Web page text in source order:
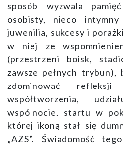
sposób wyzwala
osobisty, nieco
juwenilia, sukcesy i
w niej ze
(przestrzeni boisk,
zawsze pełnych
zdominować
współtworzenia,
wspólnocie, startu w
której ikoną stał się
„AZS”. Świadomość